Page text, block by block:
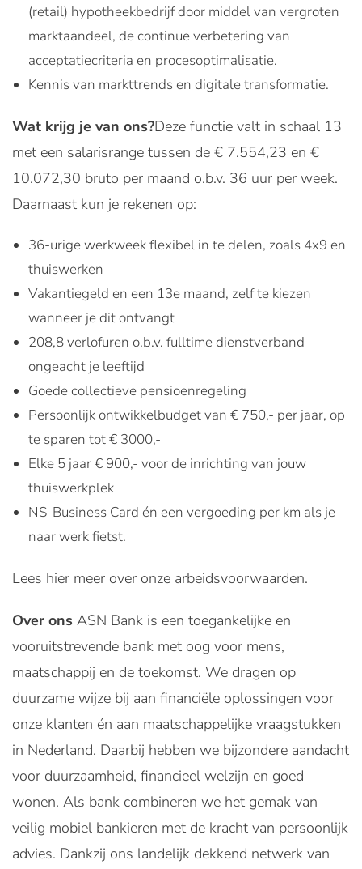
(retail) hypotheekbedrijf door middel van vergroten
marktaandeel, de continue verbetering van
acceptatiecriteria en procesoptimalisatie.
Kennis van markttrends en digitale transformatie.
Wat krijg je van ons?Deze functie valt in schaal 13
met een salarisrange tussen de € 7.554,23 en €
10.072,30 bruto per maand o.b.v. 36 uur per week.
Daarnaast kun je rekenen op:
36-urige werkweek flexibel in te delen, zoals 4x9 en
thuiswerken
Vakantiegeld en een 13e maand, zelf te kiezen
wanneer je dit ontvangt
208,8 verlofuren o.b.v. fulltime dienstverband
ongeacht je leeftijd
Goede collectieve pensioenregeling
Persoonlijk ontwikkelbudget van € 750,- per jaar, op
te sparen tot € 3000,-
Elke 5 jaar € 900,- voor de inrichting van jouw
thuiswerkplek
NS-Business Card én een vergoeding per km als je
naar werk fietst.
Lees hier meer over onze arbeidsvoorwaarden.
Over ons ASN Bank is een toegankelijke en
vooruitstrevende bank met oog voor mens,
maatschappij en de toekomst. We dragen op
duurzame wijze bij aan financiële oplossingen voor
onze klanten én aan maatschappelijke vraagstukken
in Nederland. Daarbij hebben we bijzondere aandacht
voor duurzaamheid, financieel welzijn en goed
wonen. Als bank combineren we het gemak van
veilig mobiel bankieren met de kracht van persoonlijk
advies. Dankzij ons landelijk dekkend netwerk van